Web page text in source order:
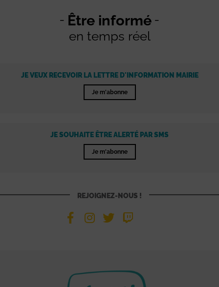
Être informé
en temps réel
JE VEUX RECEVOIR LA LETTRE D'INFORMATION MAIRIE
Je m'abonne
JE SOUHAITE ÊTRE ALERTÉ PAR SMS
Je m'abonne
REJOIGNEZ-NOUS !